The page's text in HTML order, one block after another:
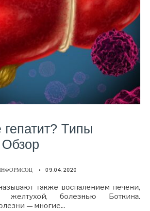
гепатит? Типы
Обзор
• 09.04.2020
также воспалением печени,
желтухой, болезнью Боткина.
— многие...